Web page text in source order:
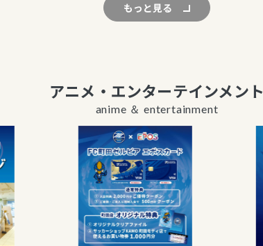
もっと見る
アニメ・エンターテインメント
anime ＆ entertainment